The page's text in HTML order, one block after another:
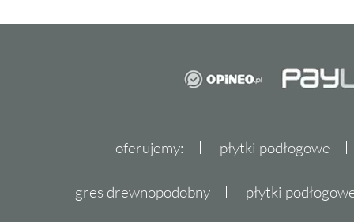
oferujemy: płytki podłogowe
gres drewnopodobny płytki